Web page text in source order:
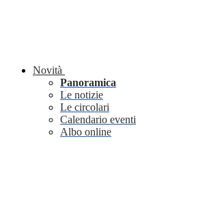
Novità
Panoramica
Le notizie
Le circolari
Calendario eventi
Albo online